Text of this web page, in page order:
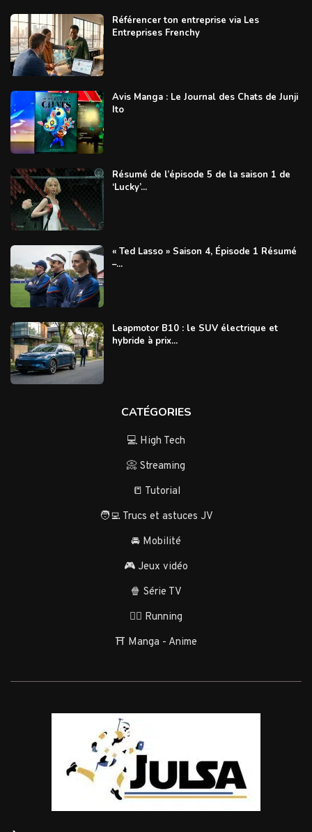
Référencer ton entreprise via Les
Entreprises Frenchy
Avis Manga : Le Journal des Chats de Junji
Ito
Résumé de l’épisode 5 de la saison 1 de
‘Lucky’...
« Ted Lasso » Saison 4, Épisode 1 Résumé
–...
Leapmotor B10 : le SUV électrique et
hybride à prix...
CATÉGORIES
💻 High Tech
📀 Streaming
📒 Tutorial
🧑‍💻 Trucs et astuces JV
🚘 Mobilité
🎮 Jeux vidéo
🍿 Série TV
🏃‍♂️ Running
⛩️ Manga - Anime